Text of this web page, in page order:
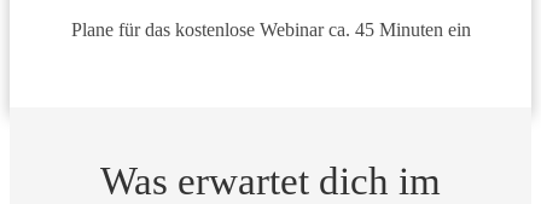
Plane für das kostenlose Webinar ca. 45 Minuten ein
Was erwartet dich im